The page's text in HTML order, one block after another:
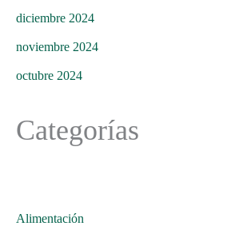
diciembre 2024
noviembre 2024
octubre 2024
Categorías
Alimentación